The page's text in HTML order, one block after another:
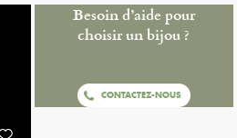
Besoin d’aide pour
choisir un bijou ?
CONTACTEZ-NOUS